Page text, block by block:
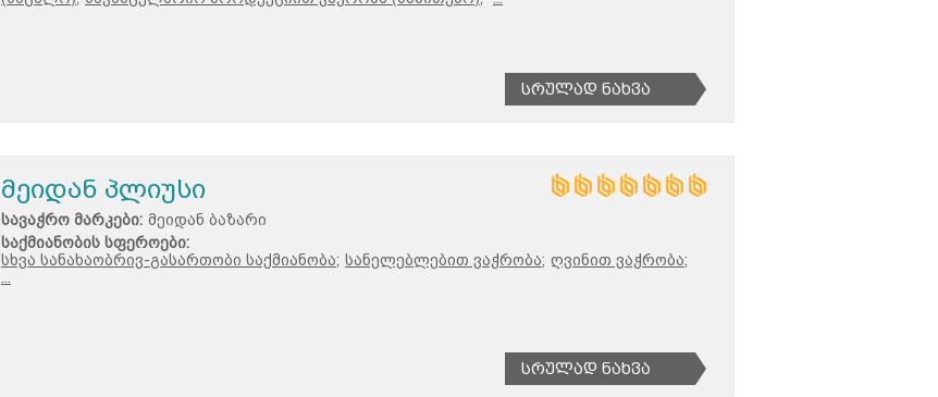
Სრულად Ნახვა
მეიდან პლიუსი
სავაჭრო მარკები: მეიდან ბაზარი
საქმიანობის სფეროები:
სხვა სანახაობრივ-გასართობი საქმიანობა; სანელებლებით ვაჭრობა; ღვინით ვაჭრობა;
Სრულად Ნახვა